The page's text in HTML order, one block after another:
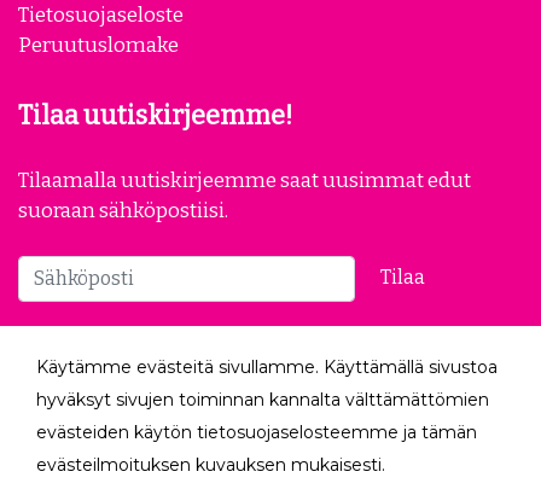
Tietosuojaseloste
Peruutuslomake
Tilaa uutiskirjeemme!
Tilaamalla uutiskirjeemme saat uusimmat edut
suoraan sähköpostiisi.
Tilaa
Seuraa meitä
Käytämme evästeitä sivullamme. Käyttämällä sivustoa
hyväksyt sivujen toiminnan kannalta välttämättömien
evästeiden käytön tietosuojaselosteemme ja tämän
evästeilmoituksen kuvauksen mukaisesti.